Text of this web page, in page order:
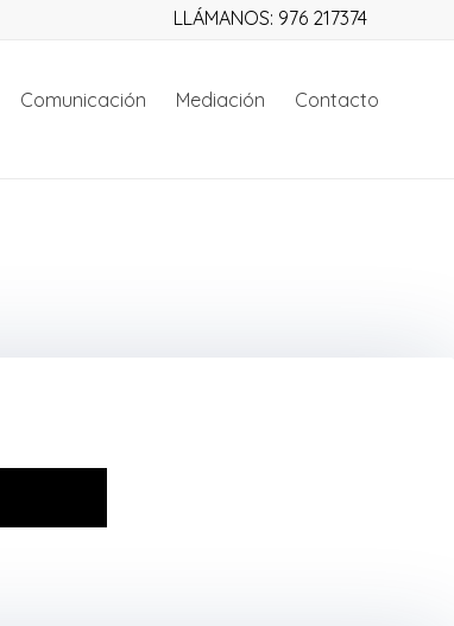
LLÁMANOS: 976 217374
Comunicación Mediación Contacto